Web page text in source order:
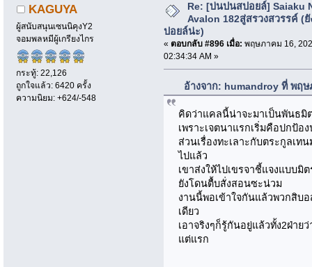
KAGUYA
ผู้สนับสนุนเซนนิคุงY2
จอมพลหมีผู้เกรียงไกร
กระทู้: 22,126
ถูกใจแล้ว: 6420 ครั้ง
ความนิยม: +624/-548
Re: [บ่นปนสปอยล์] Saiaku
Avalon 182สู่สรวงสวรรค์ (ยั
ปอยล์น่ะ)
« ตอบกลับ #896 เมื่อ: พฤษภาคม 16,
02:34:34 AM »
อ้างจาก: humandroy ที่ พฤ
คิดว่าแคลนี้น่าจะมาเป็นพันธมิ
เพราะเจตนาแรกเริ่มคือปกป้อ
ส่วนเรื่องทะเลาะกับตระกูลเท
ไปแล้ว
เขาส่งให้ไปเขรจาชี้แจงแบบมิ
ยังโดนตื้บสั่งสอนซะน่วม
งานนี้พอเข้าใจกันแล้วพวกสิบ
เดียว
เอาจริงๆก็รู้กันอยู่แล้วทั้ง2ฝ่า
แต่แรก